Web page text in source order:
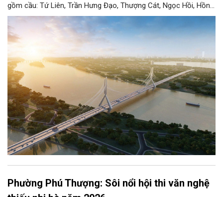
gồm cầu: Tứ Liên, Trần Hưng Đạo, Thượng Cát, Ngọc Hồi, Hồng
Hà, Mễ Sở và Vân Phúc. 7 cây cầu này vừa giải bài toán hạ tầng
giao thông Thủ đô, vừa thể hiện tầm nhìn chiến lược và cuộc
cách mạng không gian để định hình tương lai phát triển bền
vững Thủ đô trong kỷ nguyên mới.
Phường Phú Thượng: Sôi nổi hội thi văn nghệ